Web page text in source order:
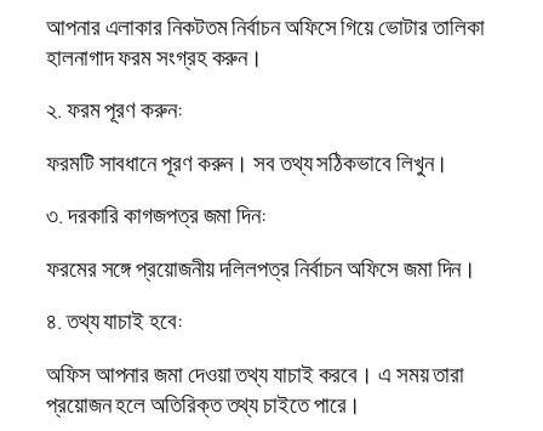
আপনার এলাকার নিকটতম নির্বাচন অফিসে গিয়ে ভোটার তালিকা
হালনাগাদ ফরম সংগ্রহ করুন।
২. ফরম পূরণ করুন:
ফরমটি সাবধানে পূরণ করুন। সব তথ্য সঠিকভাবে লিখুন।
৩. দরকারি কাগজপত্র জমা দিন:
ফরমের সঙ্গে প্রয়োজনীয় দলিলপত্র নির্বাচন অফিসে জমা দিন।
৪. তথ্য যাচাই হবে:
অফিস আপনার জমা দেওয়া তথ্য যাচাই করবে। এ সময় তারা
প্রয়োজন হলে অতিরিক্ত তথ্য চাইতে পারে।